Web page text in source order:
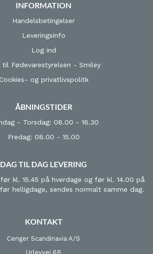
INFORMATION
Handelsbetingelser
Leveringsinfo
Log ind
til Fødevarestyrelsen - Smiley
Cookies- og privatlivspolitk
ÅBNINGSTIDER
- Torsdag: 08.00 - 16.30
Fredag: 08.00 - 15.00
DAG TIL DAG LEVERING
kl. 15.45 på hverdage og før kl. 14.00 på
helligdage, sendes normalt samme dag.
KONTAKT
Cenger Scandinavia A/S
Urlevvej 6B